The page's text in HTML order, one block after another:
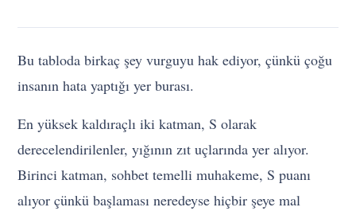
Bu tabloda birkaç şey vurguyu hak ediyor, çünkü çoğu
insanın hata yaptığı yer burası.
En yüksek kaldıraçlı iki katman, S olarak
derecelendirilenler, yığının zıt uçlarında yer alıyor.
Birinci katman, sohbet temelli muhakeme, S puanı
alıyor çünkü başlaması neredeyse hiçbir şeye mal